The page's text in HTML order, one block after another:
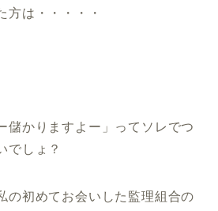
方は・・・・・
儲かりますよー」ってソレでつ
でしょ？
の初めてお会いした監理組合の